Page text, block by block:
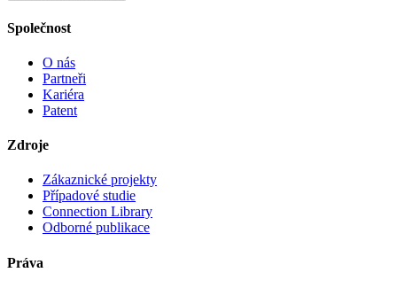
Společnost
O nás
Partneři
Kariéra
Patent
Zdroje
Zákaznické projekty
Případové studie
Connection Library
Odborné publikace
Práva